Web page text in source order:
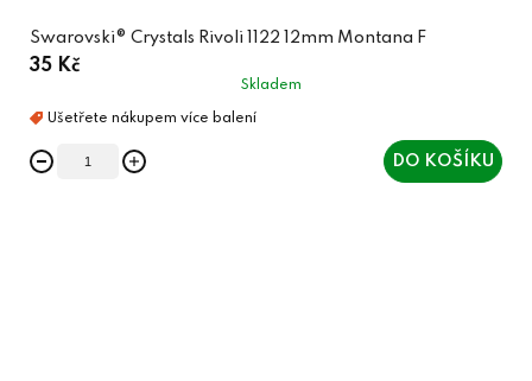
Swarovski® Crystals Rivoli 1122 12mm Montana F
35 Kč
Skladem
DO KOŠÍKU